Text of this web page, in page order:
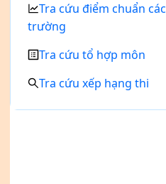
Tra cứu điểm chuẩn các
trường
Tra cứu tổ hợp môn
Tra cứu xếp hạng thi